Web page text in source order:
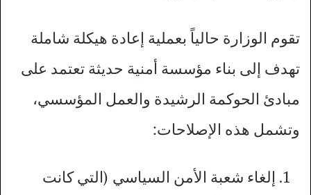
تقوم الوزارة حالياً بعملية إعادة هيكلة شاملة
تهدف إلى بناء مؤسسة أمنية حديثة تعتمد على
مبادئ الحوكمة الرشيدة والعمل المؤسسي،
وتشمل هذه الإصلاحات:
إلغاء شعبة الأمن السياسي (التي كانت